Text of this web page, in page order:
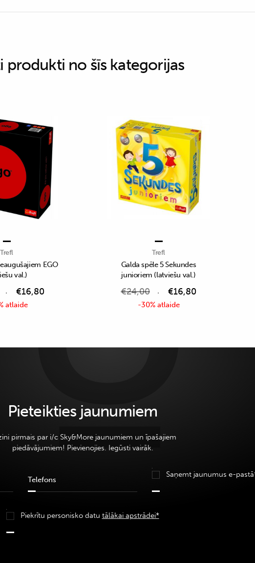
produkti no šīs kategorijas
Trefl
EGO
val.)
€16,80
atlaide
Trefl
Galda spēle 5 Sekundes
junioriem (latviešu val.)
€24,00 €16,80
-30% atlaide
Pieteikties jaunumiem
pirmais par i/c Sky&More jaunumiem un īpašajiem
piedāvājumiem! Pievienojies. Iegūsti vairāk.
Saņemt jaunumus e-
Piekrītu personisko datu tālākai apstrādei*